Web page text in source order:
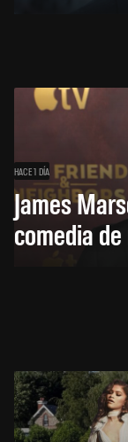
HACE 1 DÍA
James
comedia